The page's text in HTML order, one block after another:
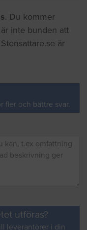
. Du kommer
inte bunden att
är
fler och bättre svar.
utföras?
leverantörer i din